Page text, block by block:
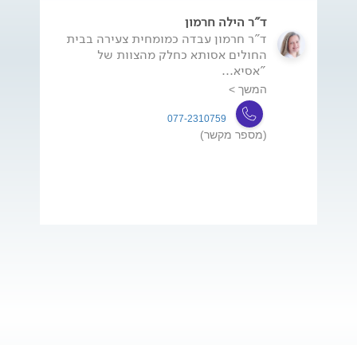
ד"ר הילה חרמון
ד"ר חרמון עבדה כמומחית צעירה בבית
החולים אסותא כחלק מהצוות של
"אסיא...
המשך >
077-2310759
(מספר מקשר)